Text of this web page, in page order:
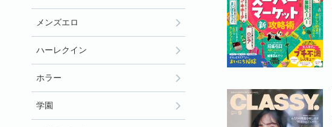
メンズエロ
ハーレクイン
ホラー
学園